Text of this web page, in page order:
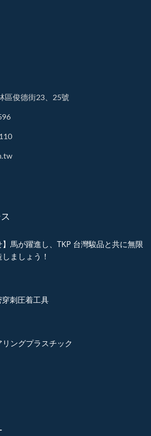
區俊德街23、25號
】馬が躍進し、TKP 台灣駿品と共に無限
ましょう！
刺圧着工具
ングプラスチック